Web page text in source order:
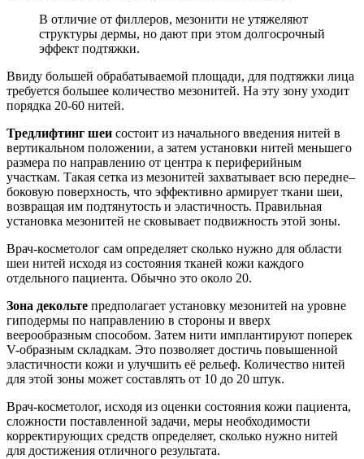
В отличие от филлеров, мезонити не утяжеляют
структуры дермы, но дают при этом долгосрочный
эффект подтяжки.
Ввиду большей обрабатываемой площади, для подтяжки лица
требуется большее количество мезонитей. На эту зону уходит
порядка 20-60 нитей.
Тредлифтинг шеи состоит из начального введения нитей в
вертикальном положении, а затем установки нитей меньшего
размера по направлению от центра к периферийным
участкам. Такая сетка из мезонитей захватывает всю передне–
боковую поверхность, что эффективно армирует ткани шеи,
возвращая им подтянутость и эластичность. Правильная
установка мезонитей не сковывает подвижность этой зоны.
Врач-косметолог сам определяет сколько нужно для области
шеи нитей исходя из состояния тканей кожи каждого
отдельного пациента. Обычно это около 20.
Зона декольте предполагает установку мезонитей на уровне
гиподермы по направлению в стороны и вверх
веерообразным способом. Затем нити имплантируют поперек
V-образным складкам. Это позволяет достичь повышенной
эластичности кожи и улучшить её рельеф. Количество нитей
для этой зоны может составлять от 10 до 20 штук.
Врач-косметолог, исходя из оценки состояния кожи пациента,
сложности поставленной задачи, меры необходимости
корректирующих средств определяет, сколько нужно нитей
для достижения отличного результата.